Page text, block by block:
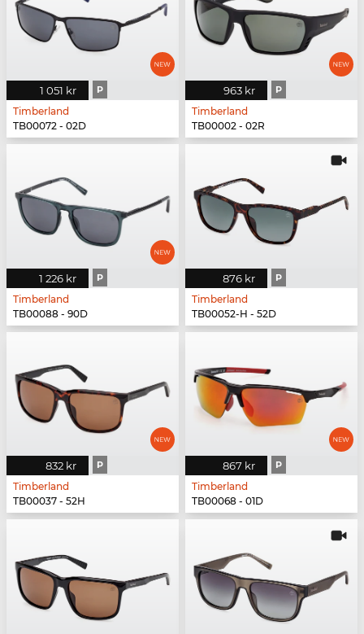
1 051 kr P
Timberland
TB00072 - 02D
963 kr P
Timberland
TB00002 - 02R
1 226 kr P
Timberland
TB00088 - 90D
876 kr P
Timberland
TB00052-H - 52D
832 kr P
Timberland
TB00037 - 52H
867 kr P
Timberland
TB00068 - 01D